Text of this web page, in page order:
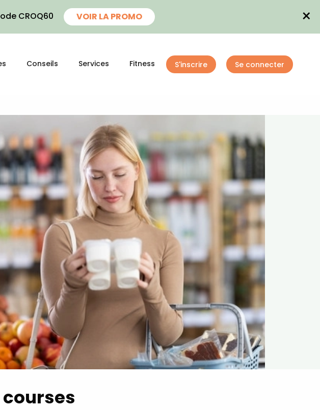
CROQ60 VOIR LA PROMO ×
Conseils Services Fitness S'inscrire Se connecter